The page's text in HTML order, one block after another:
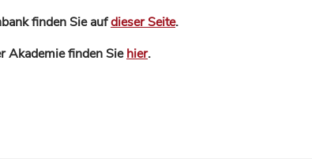
finden Sie aufdieser Seite.
Akademie finden Siehier.